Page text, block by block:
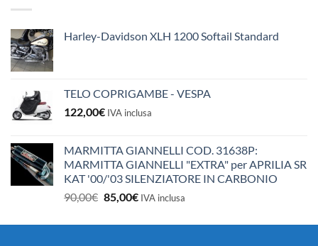
Harley-Davidson XLH 1200 Softail Standard
TELO COPRIGAMBE - VESPA
122,00€ IVA inclusa
MARMITTA GIANNELLI COD. 31638P:
MARMITTA GIANNELLI "EXTRA" per APRILIA SR
KAT '00/'03 SILENZIATORE IN CARBONIO
90,00€ Il
originale
85,00€Il
attuale
IVA inclusa